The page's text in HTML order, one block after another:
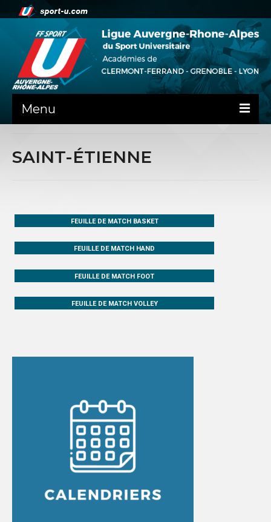
Menu
LA LIGUE
CLERMONT-FD
ADMINISTRATIF
ADMINISTRATIF
SPORTS IND
SAINT-ÉTIENNE
SAINT-ÉTIENNE
FEUILLE DE MATCH BASKET
FEUILLE DE MATCH HAND
FEUILLE DE MATCH FOOT
FEUILLE DE MATCH VOLLEY